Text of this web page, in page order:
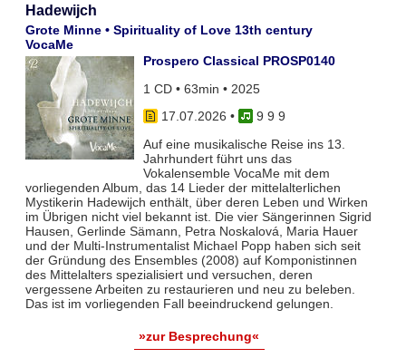
Hadewijch
Grote Minne • Spirituality of Love 13th century
VocaMe
Prospero Classical PROSP0140
1 CD • 63min • 2025
17.07.2026 •
9 9 9
Auf eine musikalische Reise ins 13.
Jahrhundert führt uns das
Vokalensemble VocaMe mit dem
vorliegenden Album, das 14 Lieder der mittelalterlichen
Mystikerin Hadewijch enthält, über deren Leben und Wirken
im Übrigen nicht viel bekannt ist. Die vier Sängerinnen Sigrid
Hausen, Gerlinde Sämann, Petra Noskalová, Maria Hauer
und der Multi-Instrumentalist Michael Popp haben sich seit
der Gründung des Ensembles (2008) auf Komponistinnen
des Mittelalters spezialisiert und versuchen, deren
vergessene Arbeiten zu restaurieren und neu zu beleben.
Das ist im vorliegenden Fall beeindruckend gelungen.
»zur Besprechung«